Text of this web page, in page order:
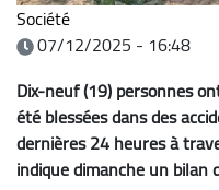
Société
07/12/2025 - 16:48
Dix-neuf (19) personnes
été blessées dans des
dernières 24 heures à
indique dimanche un bilan